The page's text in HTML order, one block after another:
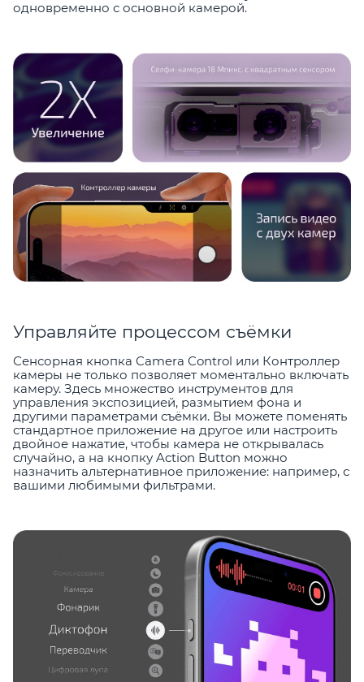
одновременно с основной камерой.
Управляйте процессом съёмки
Сенсорная кнопка Camera Control или Контроллер
камеры не только позволяет моментально включать
камеру. Здесь множество инструментов для
управления экспозицией, размытием фона и
другими параметрами съёмки. Вы можете поменять
стандартное приложение на другое или настроить
двойное нажатие, чтобы камера не открывалась
случайно, а на кнопку Action Button можно
назначить альтернативное приложение: например, с
вашими любимыми фильтрами.